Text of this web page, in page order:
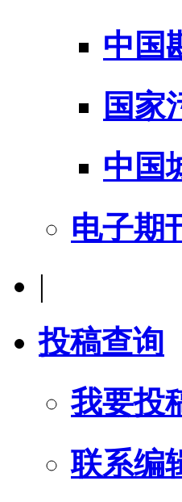
中国
国家
中国
电子期
|
投稿查询
我要投
联系编